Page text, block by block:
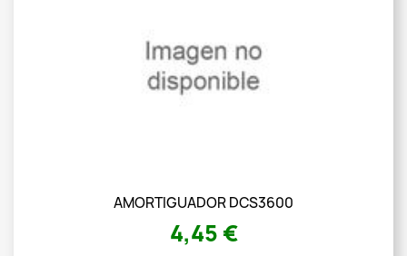
AMORTIGUADOR DCS3600
4,45 €